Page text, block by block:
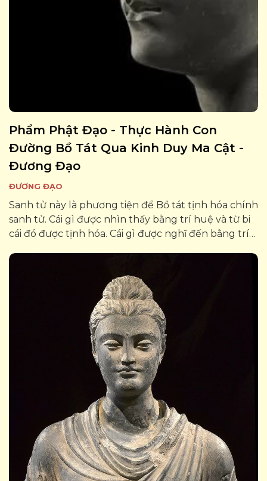
Phẩm Phật Đạo - Thực Hành Con
Đường Bồ Tát Qua Kinh Duy Ma Cật -
Đương Đạo
ĐƯƠNG ĐẠO
Sanh tử này là phương tiện để Bồ tát tịnh hóa chính
sanh tử. Cái gì được nhìn thấy bằng trí huệ và từ bi
cái đó được tịnh hóa. Cái gì được nghĩ đến bằng trí
nắm...